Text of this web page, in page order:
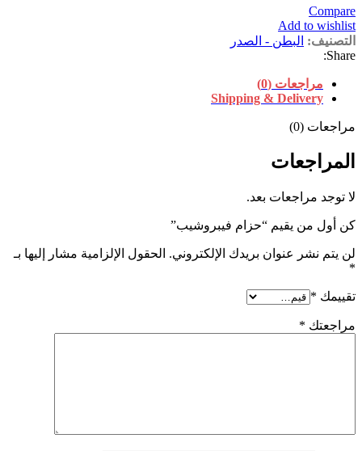
Compare
Add to wishlist
التصنيف: البطن - الصدر
Share:
مراجعات (0)
Shipping & Delivery
مراجعات (0)
المراجعات
لا توجد مراجعات بعد.
كن أول من يقيم “حزام فيبروشيب”
لن يتم نشر عنوان بريدك الإلكتروني. الحقول الإلزامية مشار إليها بـ
*
تقييمك *
مراجعتك *